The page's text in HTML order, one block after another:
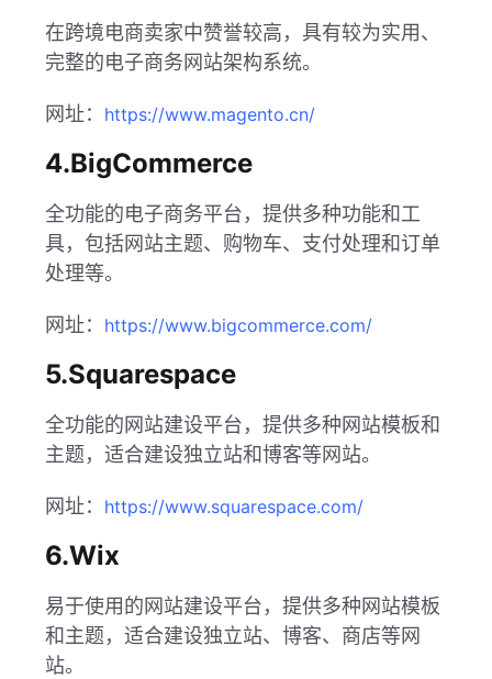
在跨境电商卖家中赞誉较高，具有较为实用、
完整的电子商务网站架构系统。
网址： https://www.magento.cn/
4.BigCommerce
全功能的电子商务平台，提供多种功能和工
具，包括网站主题、购物车、支付处理和订单
处理等。
网址： https://www.bigcommerce.com/
5.Squarespace
全功能的网站建设平台，提供多种网站模板和
主题，适合建设独立站和博客等网站。
网址： https://www.squarespace.com/
6.Wix
易于使用的网站建设平台，提供多种网站模板
和主题，适合建设独立站、博客、商店等网
站。